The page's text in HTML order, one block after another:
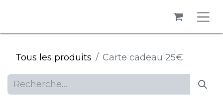
Tous les produits Carte cadeau 25€